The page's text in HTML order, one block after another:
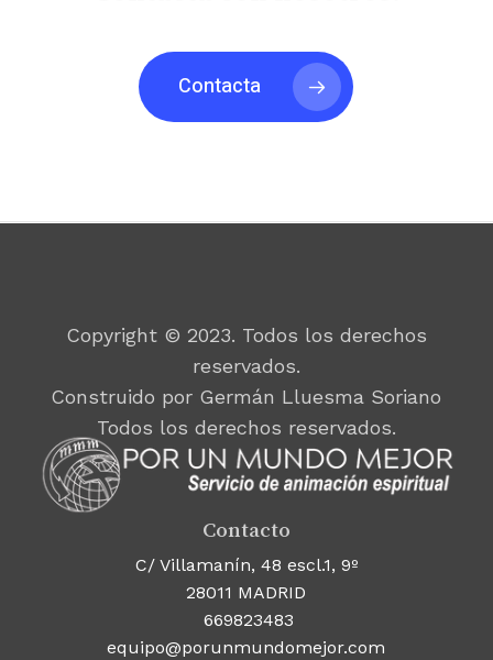
Contacta
Copyright © 2023. Todos los derechos
reservados.
Construido por Germán Lluesma Soriano
Todos los derechos reservados.
Contacto
C/ Villamanín, 48 escl.1, 9º
28011 MADRID
669823483
equipo@porunmundomejor.com